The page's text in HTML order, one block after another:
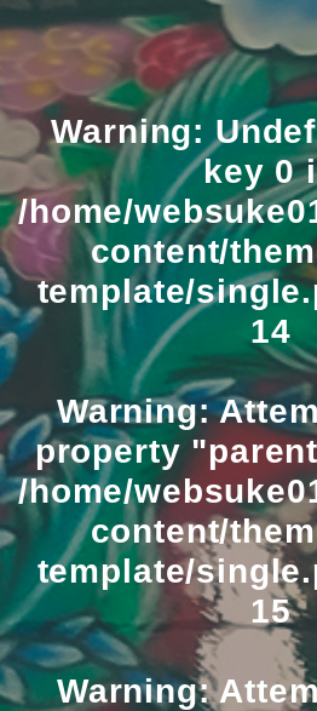
Warning:
key 0
/home/
content/
template/
14
Warning:
property
/home/
content/
template/
15
Warning: